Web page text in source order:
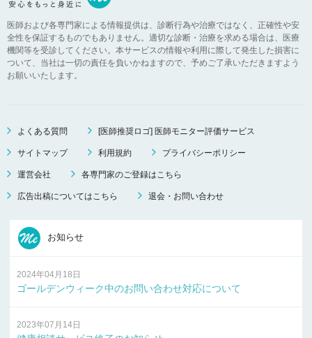
医師および各専門家による情報提供は、診断行為や治療ではなく、正確性や安
全性を保証するものでもありません。適切な診断・治療を求める場合は、医療
機関等を受診してください。本サービスの情報や利用に際して発生した損害に
ついて、当社は一切の責任を負いかねますので、予めご了承いただきますよう
お願いいたします。
よくある質問 [医師推奨ロゴ] 医師モニター評価サービス
サイトマップ 利用規約 プライバシーポリシー
運営会社 各専門家のご登録はこちら
広告出稿についてはこちら 退会・お問い合わせ
お知らせ
2024年04月18日
ゴールデンウィーク中のお問い合わせ対応について
2023年07月14日